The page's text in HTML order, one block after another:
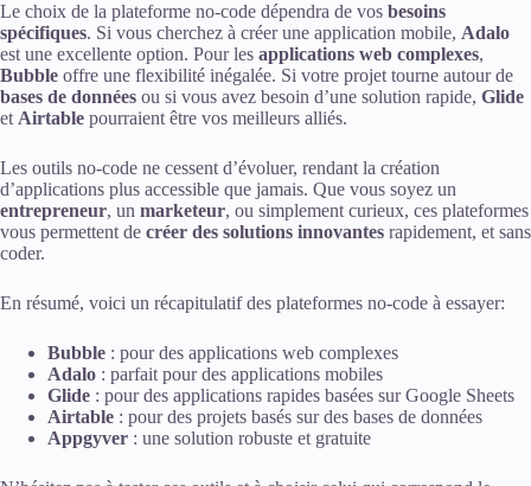
Le choix de la plateforme no-code dépendra de vos besoins
spécifiques. Si vous cherchez à créer une application mobile, Adalo
est une excellente option. Pour les applications web complexes,
Bubble offre une flexibilité inégalée. Si votre projet tourne autour de
bases de données ou si vous avez besoin d’une solution rapide, Glide
et Airtable pourraient être vos meilleurs alliés.
Les outils no-code ne cessent d’évoluer, rendant la création
d’applications plus accessible que jamais. Que vous soyez un
entrepreneur, un marketeur, ou simplement curieux, ces plateformes
vous permettent de créer des solutions innovantes rapidement, et sans
coder.
En résumé, voici un récapitulatif des plateformes no-code à essayer:
Bubble : pour des applications web complexes
Adalo : parfait pour des applications mobiles
Glide : pour des applications rapides basées sur Google Sheets
Airtable : pour des projets basés sur des bases de données
Appgyver : une solution robuste et gratuite